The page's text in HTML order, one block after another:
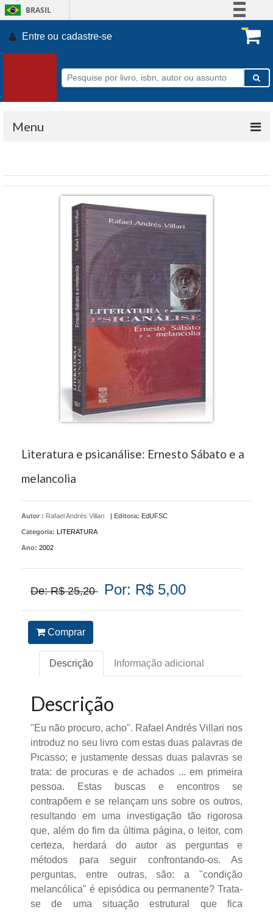
BRASIL
Participe
Acesso à informação
Legislação
Entre ou cadastre-se.
Menu
Literatura e psicanálise: Ernesto Sábato e a
melancolia
Autor : Rafael Andrés Villari | Editora: EdUFSC
Categoria: LITERATURA
Ano: 2002
De: R$ 25,20 Por: R$ 5,00
Comprar
Descrição Informação adicional
Descrição
"Eu não procuro, acho". Rafael Andrés Villari nos
introduz no seu livro com estas duas palavras de
Picasso; e justamente dessas duas palavras se
trata: de procuras e de achados ... em primeira
pessoa. Estas buscas e encontros se
contrapõem e se relançam uns sobre os outros,
resultando em uma investigação tão rigorosa
que, além do fim da última página, o leitor, com
certeza, herdará do autor as perguntas e
métodos para seguir confrontando-os. As
perguntas, entre outras, são: a "condição
melancólica" é episódica ou permanente? Trata-
se de uma situação estrutural que fica